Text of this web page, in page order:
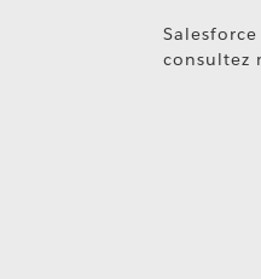
consultez